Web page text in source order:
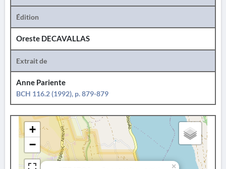
Édition
Oreste DECAVALLAS
Extrait de
Anne Pariente
BCH 116.2 (1992), p. 879-879
×
+
−